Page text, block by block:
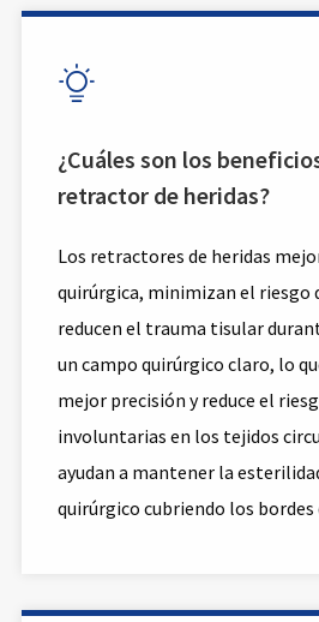

¿Cuáles son los
retractor de heridas?
Los retractores de heridas
quirúrgica, minimizan el riesgo
reducen el trauma tisular
un campo quirúrgico claro, lo
mejor precisión y reduce el
involuntarias en los tejidos
ayudan a mantener la
quirúrgico cubriendo los bordes